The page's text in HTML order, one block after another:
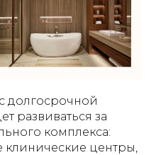
долгосрочной
развиваться за
комплекса:
центры,